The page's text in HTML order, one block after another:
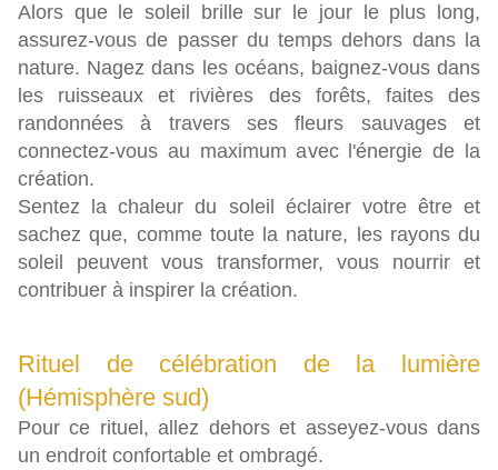
Alors que le soleil brille sur le jour le plus long,
assurez-vous de passer du temps dehors dans la
nature. Nagez dans les océans, baignez-vous dans
les ruisseaux et rivières des forêts, faites des
randonnées à travers ses fleurs sauvages et
connectez-vous au maximum avec l'énergie de la
création.
Sentez la chaleur du soleil éclairer votre être et
sachez que, comme toute la nature, les rayons du
soleil peuvent vous transformer, vous nourrir et
contribuer à inspirer la création.
Rituel de célébration de la lumière
(Hémisphère sud)
Pour ce rituel, allez dehors et asseyez-vous dans
un endroit confortable et ombragé.